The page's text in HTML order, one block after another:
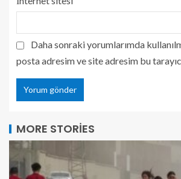
Daha sonraki yorumlarımda
posta adresim ve site adresim bu
MORE STORIES